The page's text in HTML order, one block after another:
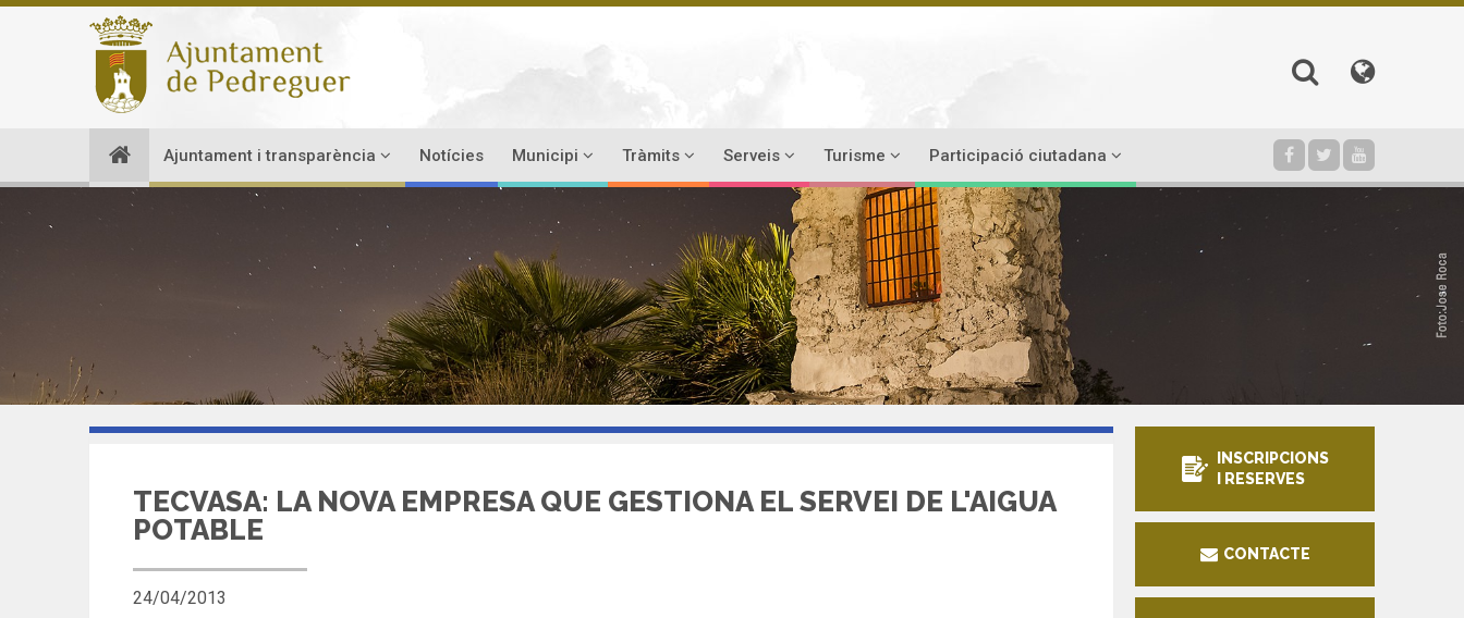
Ajuntament i transparència Notícies Municipi Tràmits Serveis Turisme Participació ciutadana
TECVASA: LA NOVA EMPRESA QUE GESTIONA EL SERVEI DE L'AIGUA
POTABLE
24/04/2013
INSCRIPCIONS
I RESERVES
CONTACTE